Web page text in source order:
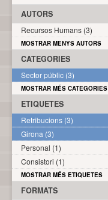
AUTORS
Recursos Humans (3)
MOSTRAR MENYS AUTORS
CATEGORIES
Sector públic (3)
MOSTRAR MÉS CATEGORIES
ETIQUETES
Retribucions (3)
Girona (3)
Personal (1)
Consistori (1)
MOSTRAR MÉS ETIQUETES
FORMATS